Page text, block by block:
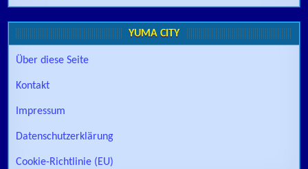
YUMA CITY
Über diese Seite
Kontakt
Impressum
Datenschutzerklärung
Cookie-Richtlinie (EU)